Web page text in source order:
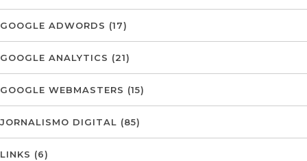
GOOGLE ADWORDS (17)
GOOGLE ANALYTICS (21)
GOOGLE WEBMASTERS (15)
JORNALISMO DIGITAL (85)
LINKS (6)